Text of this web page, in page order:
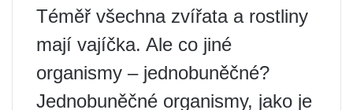
Téměř všechna zvířata a rostliny
mají vajíčka. Ale co jiné
organismy – jednobuněčné?
Jednobuněčné organismy, jako je